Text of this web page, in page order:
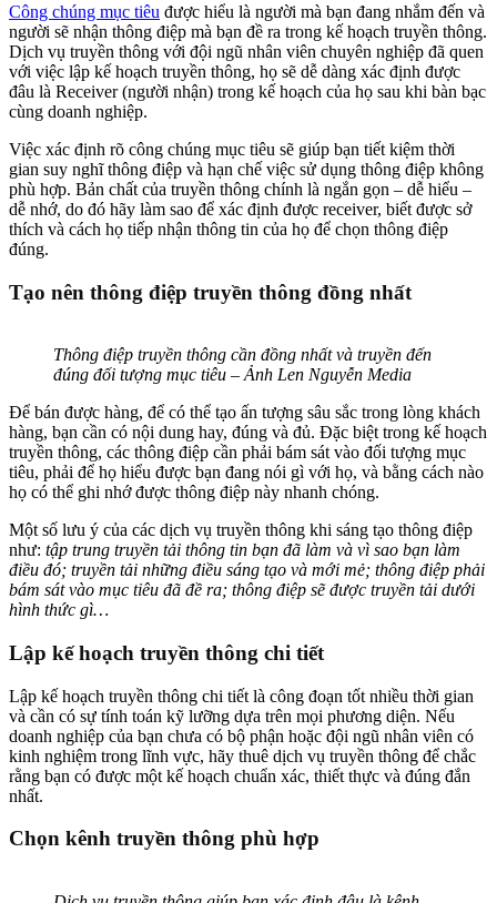
Công chúng mục tiêu được hiểu là người mà bạn đang nhắm đến và
người sẽ nhận thông điệp mà bạn đề ra trong kế hoạch truyền thông.
Dịch vụ truyền thông với đội ngũ nhân viên chuyên nghiệp đã quen
với việc lập kế hoạch truyền thông, họ sẽ dễ dàng xác định được
đâu là Receiver (người nhận) trong kế hoạch của họ sau khi bàn bạc
cùng doanh nghiệp.
Việc xác định rõ công chúng mục tiêu sẽ giúp bạn tiết kiệm thời
gian suy nghĩ thông điệp và hạn chế việc sử dụng thông điệp không
phù hợp. Bản chất của truyền thông chính là ngắn gọn – dễ hiểu –
dễ nhớ, do đó hãy làm sao để xác định được receiver, biết được sở
thích và cách họ tiếp nhận thông tin của họ để chọn thông điệp
đúng.
Tạo nên thông điệp truyền thông đồng nhất
Thông điệp truyền thông cần đồng nhất và truyền đến
đúng đối tượng mục tiêu – Ảnh Len Nguyễn Media
Để bán được hàng, để có thể tạo ấn tượng sâu sắc trong lòng khách
hàng, bạn cần có nội dung hay, đúng và đủ. Đặc biệt trong kế hoạch
truyền thông, các thông điệp cần phải bám sát vào đối tượng mục
tiêu, phải để họ hiểu được bạn đang nói gì với họ, và bằng cách nào
họ có thể ghi nhớ được thông điệp này nhanh chóng.
Một số lưu ý của các dịch vụ truyền thông khi sáng tạo thông điệp
như: tập trung truyền tải thông tin bạn đã làm và vì sao bạn làm
điều đó; truyền tải những điều sáng tạo và mới mẻ; thông điệp phải
bám sát vào mục tiêu đã đề ra; thông điệp sẽ được truyền tải dưới
hình thức gì…
Lập kế hoạch truyền thông chi tiết
Lập kế hoạch truyền thông chi tiết là công đoạn tốt nhiều thời gian
và cần có sự tính toán kỹ lưỡng dựa trên mọi phương diện. Nếu
doanh nghiệp của bạn chưa có bộ phận hoặc đội ngũ nhân viên có
kinh nghiệm trong lĩnh vực, hãy thuê dịch vụ truyền thông để chắc
rằng bạn có được một kế hoạch chuẩn xác, thiết thực và đúng đắn
nhất.
Chọn kênh truyền thông phù hợp